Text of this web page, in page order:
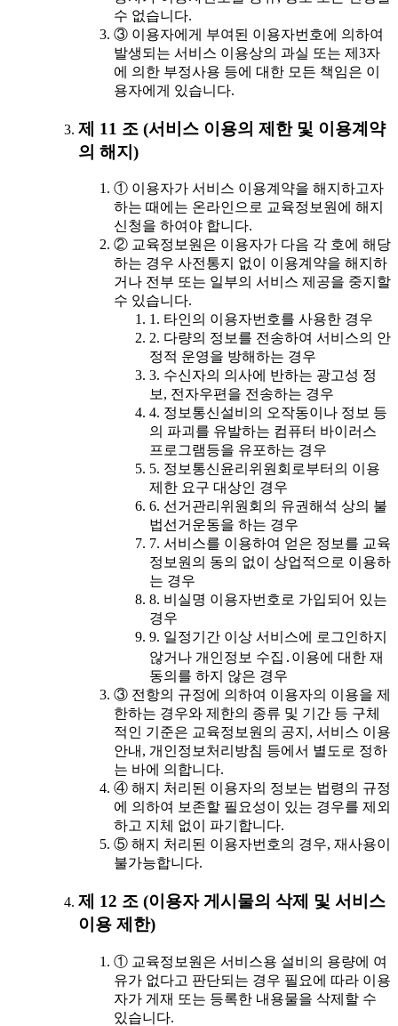
수 없습니다.
③ 이용자에게 부여된 이용자번호에 의하여
발생되는 서비스 이용상의 과실 또는 제3자
에 의한 부정사용 등에 대한 모든 책임은 이
용자에게 있습니다.
제 11 조 (서비스 이용의 제한 및 이용계약
의 해지)
① 이용자가 서비스 이용계약을 해지하고자
하는 때에는 온라인으로 교육정보원에 해지
신청을 하여야 합니다.
② 교육정보원은 이용자가 다음 각 호에 해당
하는 경우 사전통지 없이 이용계약을 해지하
거나 전부 또는 일부의 서비스 제공을 중지할
수 있습니다.
1. 타인의 이용자번호를 사용한 경우
2. 다량의 정보를 전송하여 서비스의 안
정적 운영을 방해하는 경우
3. 수신자의 의사에 반하는 광고성 정
보, 전자우편을 전송하는 경우
4. 정보통신설비의 오작동이나 정보 등
의 파괴를 유발하는 컴퓨터 바이러스
프로그램등을 유포하는 경우
5. 정보통신윤리위원회로부터의 이용
제한 요구 대상인 경우
6. 선거관리위원회의 유권해석 상의 불
법선거운동을 하는 경우
7. 서비스를 이용하여 얻은 정보를 교육
정보원의 동의 없이 상업적으로 이용하
는 경우
8. 비실명 이용자번호로 가입되어 있는
경우
9. 일정기간 이상 서비스에 로그인하지
않거나 개인정보 수집․이용에 대한 재
동의를 하지 않은 경우
③ 전항의 규정에 의하여 이용자의 이용을 제
한하는 경우와 제한의 종류 및 기간 등 구체
적인 기준은 교육정보원의 공지, 서비스 이용
안내, 개인정보처리방침 등에서 별도로 정하
는 바에 의합니다.
④ 해지 처리된 이용자의 정보는 법령의 규정
에 의하여 보존할 필요성이 있는 경우를 제외
하고 지체 없이 파기합니다.
⑤ 해지 처리된 이용자번호의 경우, 재사용이
불가능합니다.
제 12 조 (이용자 게시물의 삭제 및 서비스
이용 제한)
① 교육정보원은 서비스용 설비의 용량에 여
유가 없다고 판단되는 경우 필요에 따라 이용
자가 게재 또는 등록한 내용물을 삭제할 수
있습니다.